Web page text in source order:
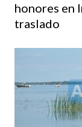
honores en
traslado